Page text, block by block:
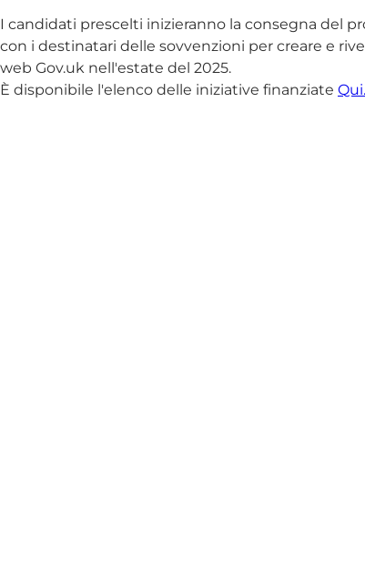
I candidati prescelti inizieranno la consegna del
con i destinatari delle sovvenzioni per creare e
web Gov.uk nell'estate del 2025.
È disponibile l'elenco delle iniziative finanziate Qui.